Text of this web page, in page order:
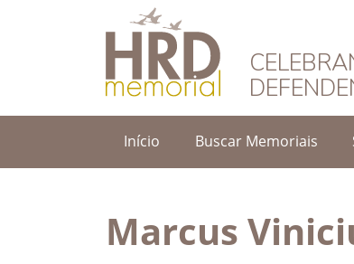
HRD Memorial
Início Buscar Memoriais
Marcus